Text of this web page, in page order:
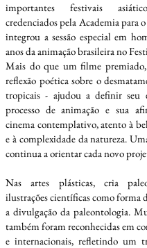
importantes festivais
credenciados pela Academia para
integrou a sessão especial em
anos da animação brasileira no
Mais do que um filme
reflexão poética sobre o
tropicais - ajudou a definir seu
processo de animação e sua
cinema contemplativo, atento à
e à complexidade da natureza.
continua a orientar cada novo
Nas artes plásticas, cria
ilustrações científicas como forma
a divulgação da paleontologia.
também foram reconhecidas em
e internacionais, refletindo um